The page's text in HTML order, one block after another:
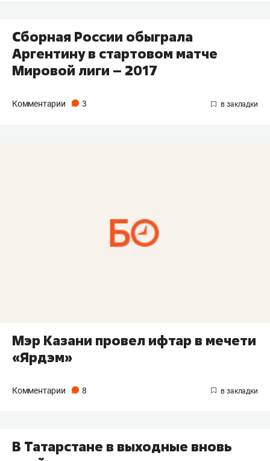
Сборная России обыграла
Аргентину в стартовом матче
Мировой лиги – 2017
Комментарии 3
Мэр Казани провел ифтар в мечети
«Ярдэм»
Комментарии 8
В Татарстане в выходные вновь